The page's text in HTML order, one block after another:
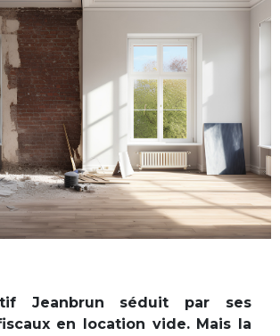
Jeanbrun séduit par ses
en location vide. Mais la